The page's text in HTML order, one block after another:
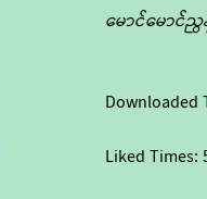
မောင်မောင်
Downloaded
Liked Times: